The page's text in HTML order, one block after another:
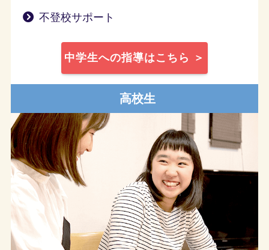
不登校サポート
中学生への指導はこちら ＞
高校生